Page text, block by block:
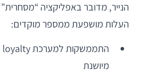
הנייר, מדובר באפליקציה
העלות מושפעת ממספר מוקדים:
מיושנת